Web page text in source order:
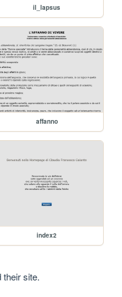
il_lapsus
affanno
index2
site.